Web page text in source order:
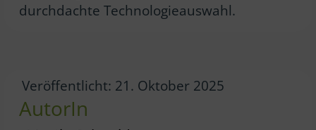
durchdachte Technologieauswahl.
Veröffentlicht: 21. Oktober 2025
AutorIn